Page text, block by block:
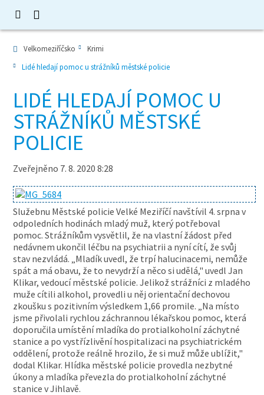
Velkomeziříčsko
Krimi
Lidé hledají pomoc u strážníků městské policie
LIDÉ HLEDAJÍ POMOC U
STRÁŽNÍKŮ MĚSTSKÉ
POLICIE
Zveřejněno 7. 8. 2020 8:28
Služebnu Městské policie Velké Meziříčí navštívil 4. srpna v
odpoledních hodinách mladý muž, který potřeboval
pomoc. Strážníkům vysvětlil, že na vlastní žádost před
nedávnem ukončil léčbu na psychiatrii a nyní cítí, že svůj
stav nezvládá. „Mladík uvedl, že trpí halucinacemi, nemůže
spát a má obavu, že to nevydrží a něco si udělá," uvedl Jan
Klikar, vedoucí městské policie. Jelikož strážníci z mladého
muže cítili alkohol, provedli u něj orientační dechovou
zkoušku s pozitivním výsledkem 1,66 promile. „Na místo
jsme přivolali rychlou záchrannou lékařskou pomoc, která
doporučila umístění mladíka do protialkoholní záchytné
stanice a po vystřízlivění hospitalizaci na psychiatrickém
oddělení, protože reálně hrozilo, že si muž může ublížit,"
dodal Klikar. Hlídka městské policie provedla nezbytné
úkony a mladíka převezla do protialkoholní záchytné
stanice v Jihlavě.